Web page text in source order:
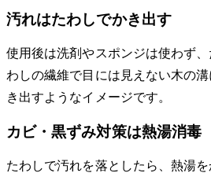
汚れはたわしでかき出す
使用後は洗剤やスポンジは使わず
わしの繊維で目には見えない木の
き出すようなイメージです。
カビ・黒ずみ対策は熱湯消毒
たわしで汚れを落としたら、熱湯